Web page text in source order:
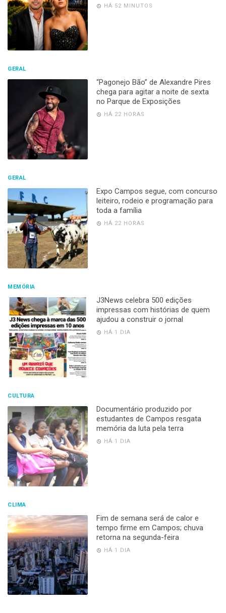
HÁ 52 MINUTOS
GERAL
“Pagonejo Bão” de Alexandre Pires
chega para agitar a noite de sexta
no Parque de Exposições
HÁ 22 HORAS
GERAL
Expo Campos segue, com concurso
leiteiro, rodeio e programação para
toda a família
HÁ 22 HORAS
MEMÓRIA
J3News celebra 500 edições
impressas com histórias de quem
ajudou a construir o jornal
HÁ 1 DIA
CULTURA
Documentário produzido por
estudantes de Campos resgata
memória da luta pela terra
HÁ 1 DIA
CLIMA
Fim de semana será de calor e
tempo firme em Campos; chuva
retorna na segunda-feira
HÁ 1 DIA